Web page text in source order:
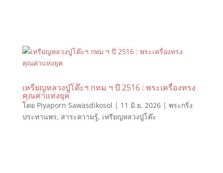
เหรียญหลวงปู่โต๊ะฯ กทม ฯ ปี 2516 : พระเครื่องทรง
คุณค่าแห่งยุค
โดย Piyaporn Sawasdikosol | 11 มิ.ย. 2026| พระกริ่ง
ประทานพร, สาระความรู้, เหรียญหลวงปู่โต๊ะ